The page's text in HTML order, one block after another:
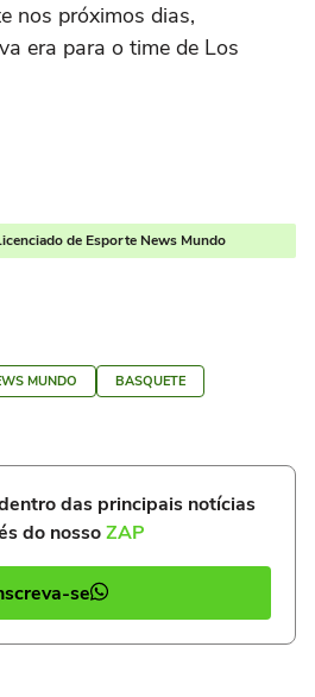
nos próximos dias,
era para o time de Los
de Esporte News Mundo
MUNDO
BASQUETE
das principais notícias
do nossoZAP
se